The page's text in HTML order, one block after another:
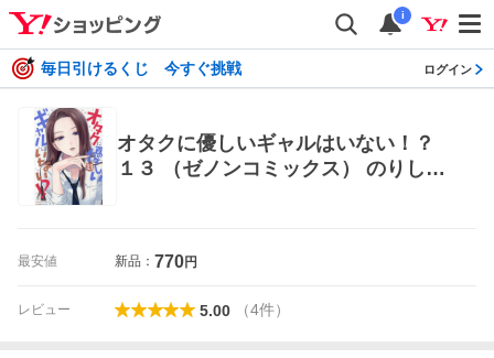
i
毎日引けるくじ 今すぐ挑戦 ログイン
オタクに優しいギャルはいない！？
１３ （ゼノンコミックス） のりしろ
最安値 新品： 770円
レビュー 5.00 （4件）